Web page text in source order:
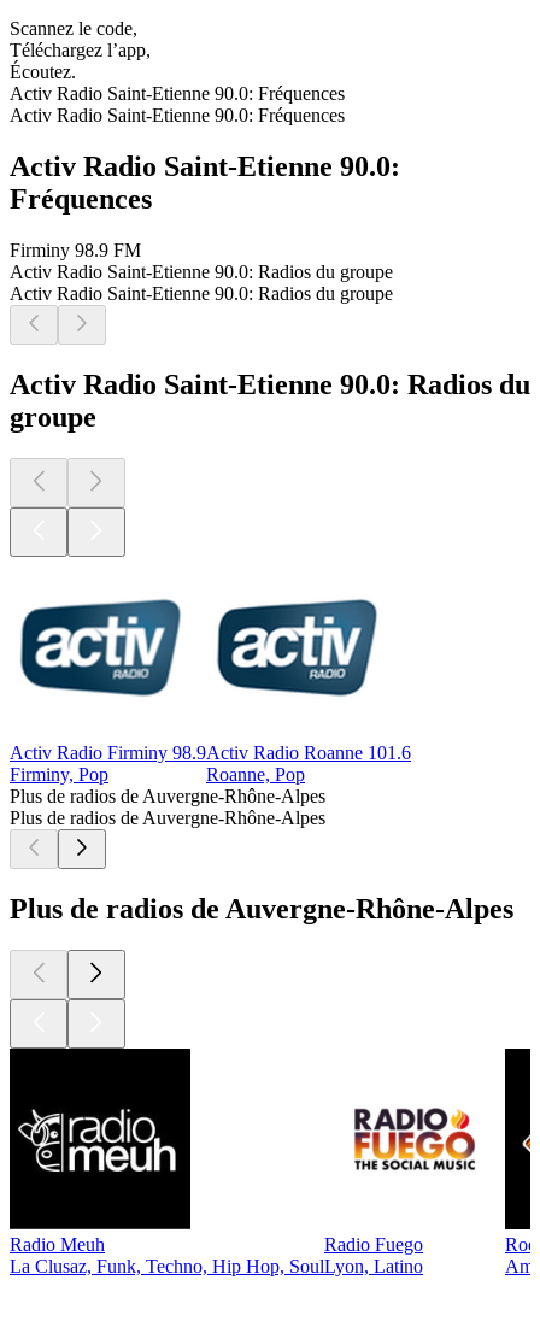
Scannez le code,
Téléchargez l’app,
Écoutez.
Activ Radio Saint-Etienne 90.0: Fréquences
Activ Radio Saint-Etienne 90.0: Fréquences
Activ Radio Saint-Etienne 90.0:
Fréquences
Firminy 98.9 FM
Activ Radio Saint-Etienne 90.0: Radios du groupe
Activ Radio Saint-Etienne 90.0: Radios du groupe
Activ Radio Saint-Etienne 90.0: Radios du
groupe
Activ Radio Firminy 98.9
Firminy, Pop
Activ Radio Roanne 101.6
Roanne, Pop
Plus de radios de Auvergne-Rhône-Alpes
Plus de radios de Auvergne-Rhône-Alpes
Plus de radios de Auvergne-Rhône-Alpes
Radio Meuh
La Clusaz, Funk, Techno, Hip Hop, Soul
Radio Fuego
Lyon, Latino